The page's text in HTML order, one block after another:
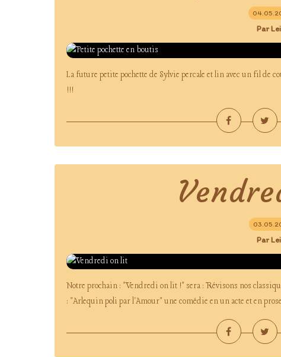
Par
La future petite pochette de Sylvie percale et lin avec un fil de
!!!
Par
Notre prochain : "Vendredi on lit !" sera : Révisons nos
: "Arlequin poli par l'Amour" une comédie en un acte et en